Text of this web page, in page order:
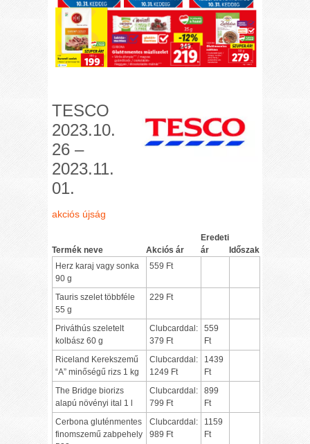
TESCO
2023.10.
26 –
2023.11.
01.
akciós újság
Termék neve Akciós ár
Eredeti
ár
Időszak
Herz karaj vagy sonka
90 g
559 Ft
Tauris szelet többféle
55 g
229 Ft
Priváthús szeletelt
kolbász 60 g
Clubcarddal:
379 Ft
559
Ft
Riceland Kerekszemű
“A” minőségű rizs 1 kg
Clubcarddal:
1249 Ft
1439
Ft
The Bridge biorizs
alapú növényi ital 1 l
Clubcarddal:
799 Ft
899
Ft
Cerbona gluténmentes
finomszemű zabpehely
Clubcarddal:
989 Ft
1159
Ft